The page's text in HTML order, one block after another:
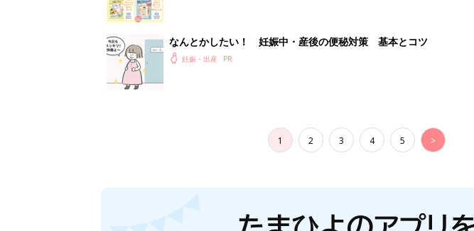
なんとかしたい！ 妊娠中・産後の便秘対策 基本とコツ
妊娠・出産
1 2 3 4 5 >